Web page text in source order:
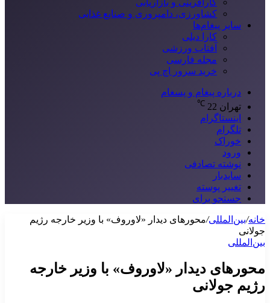
کارآفرینی و بازاریابی
کشاورزی، دامپروری و صنایع غذایی
سایر پیغام‌ها
کارا دیلی
آفتاب ورزشی
مجله فارسی
خرید سرور اچ پی
درباره پیغام و پسغام
تهران 22
℃
اینستاگرام
تلگرام
خوراک
ورود
نوشته تصادفی
سایدبار
تغییر پوسته
جستجو برای
خانه/بین‌المللی/محورهای دیدار «لاوروف» با وزیر خارجه رژیم
جولانی
بین‌المللی
محورهای دیدار «لاوروف» با وزیر خارجه
رژیم جولانی